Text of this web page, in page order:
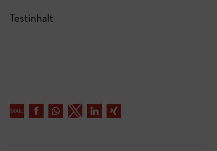
Testinhalt